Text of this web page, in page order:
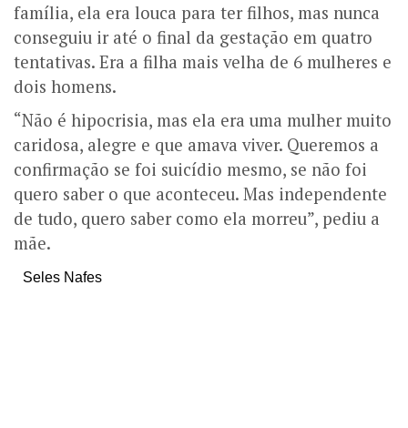
família, ela era louca para ter filhos, mas nunca
conseguiu ir até o final da gestação em quatro
tentativas. Era a filha mais velha de 6 mulheres e
dois homens.
“Não é hipocrisia, mas ela era uma mulher muito
caridosa, alegre e que amava viver. Queremos a
confirmação se foi suicídio mesmo, se não foi
quero saber o que aconteceu. Mas independente
de tudo, quero saber como ela morreu”, pediu a
mãe.
Seles Nafes